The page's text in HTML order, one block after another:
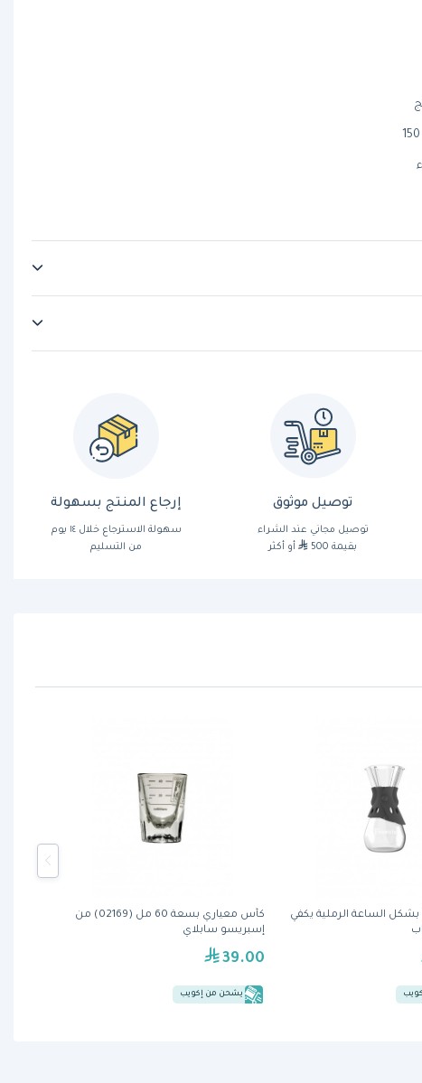
توصيل موثوق
توصيل مجاني عند الشراء
بقيمة 500
أو أكثر
إرجاع المنتج بسهولة
سهولة الاسترجاع خلال ١٤ يوم
من التسليم
كأس معياري بسعة 60 مل (02169) من
إسبريسو سابلاي
39.00
يشحن من إكويب
بشكل الساعة الرملية يكفي